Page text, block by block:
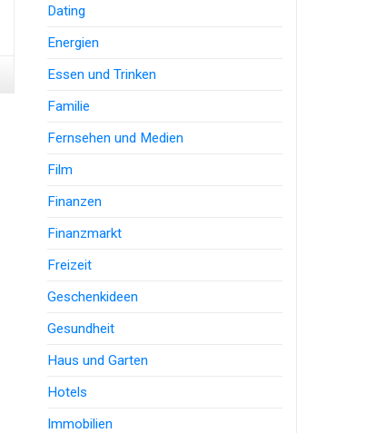
Dating
Energien
Essen und Trinken
Familie
Fernsehen und Medien
Film
Finanzen
Finanzmarkt
Freizeit
Geschenkideen
Gesundheit
Haus und Garten
Hotels
Immobilien